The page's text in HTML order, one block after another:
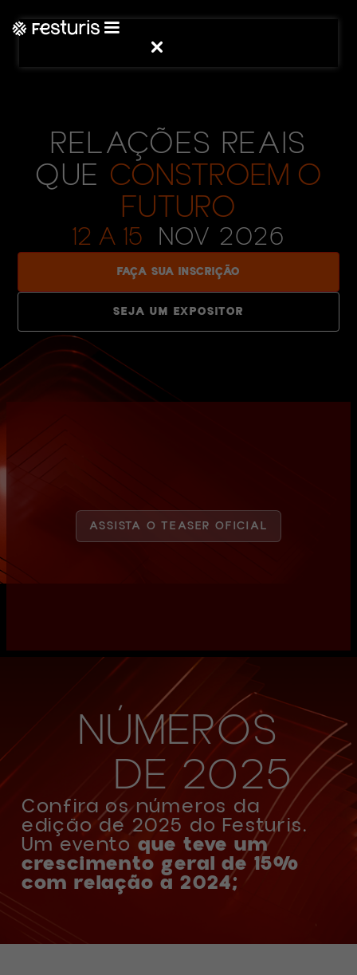
RELAÇÕES REAIS
QUE CONSTROEM O
FUTURO
12 A 15 NOV 2026
FAÇA SUA INSCRIÇÃO
SEJA UM EXPOSITOR
ASSISTA O TEASER OFICIAL
NÚMEROS
DE 2025
Confira os números da
edição de 2025 do Festuris.
Um evento que teve um
crescimento geral de 15%
com relação a 2024;